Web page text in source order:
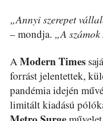
„Annyi szerepet
– mondja. „A
AModern Times
forrást jelentettek,
pandémia idején
limitált kiadású